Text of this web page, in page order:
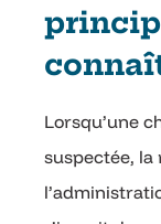
Lorsqu’une
suspectée, la